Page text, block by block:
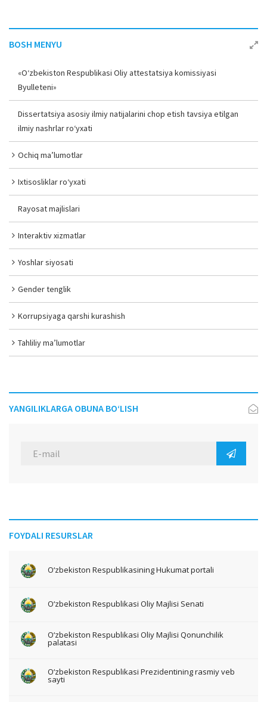
BOSH MENYU
«O‘zbekiston Respublikasi Oliy attestatsiya komissiyasi
Byulleteni»
Dissertatsiya asosiy ilmiy natijalarini chop etish tavsiya etilgan
ilmiy nashrlar ro‘yxati
Ochiq ma’lumotlar
Ixtisosliklar ro‘yxati
Rayosat majlislari
Interaktiv xizmatlar
Yoshlar siyosati
Gender tenglik
Korrupsiyaga qarshi kurashish
Tahliliy ma’lumotlar
YANGILIKLARGA OBUNA BO‘LISH
FOYDALI RESURSLAR
O‘zbekiston Respublikasining Hukumat portali
O‘zbekiston Respublikasi Oliy Majlisi Senati
O‘zbekiston Respublikasi Oliy Majlisi Qonunchilik
palatasi
O‘zbekiston Respublikasi Prezidentining rasmiy veb
sayti